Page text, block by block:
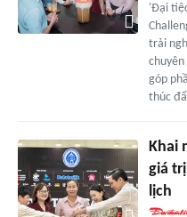
'Đại
trải
chuyên
góp
thúc
Khai
giá
lịch